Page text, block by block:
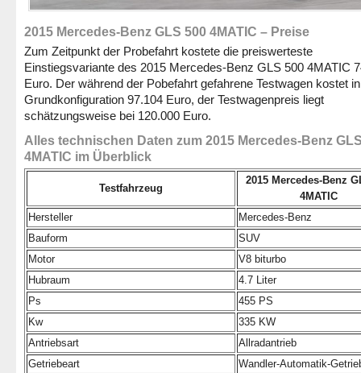
2015 Mercedes-Benz GLS 500 4MATIC – Preise
Zum Zeitpunkt der Probefahrt kostete die preiswerteste
Einstiegsvariante des 2015 Mercedes-Benz GLS 500 4MATIC
Euro. Der während der Pobefahrt gefahrene Testwagen kostet
Grundkonfiguration 97.104 Euro, der Testwagenpreis liegt
schätzungsweise bei 120.000 Euro.
Alles technischen Daten zum 2015 Mercedes-Benz
4MATIC im Überblick
Testfahrzeug
2015 Mercedes-Benz
4MATIC
Hersteller
Mercedes-Benz
Bauform
SUV
Motor
V8 biturbo
Hubraum
4.7 Liter
Ps
455 PS
Kw
335 KW
Antriebsart
Allradantrieb
Getriebeart
Wandler-Automatik-